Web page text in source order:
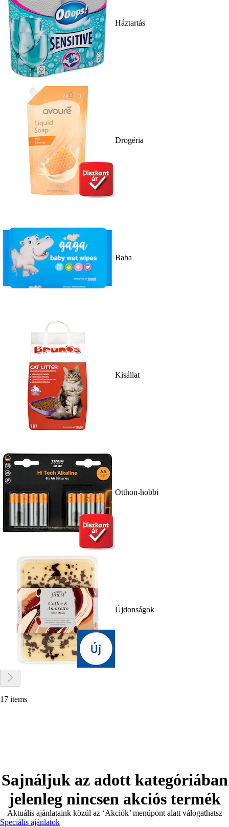
Háztartás
Drogéria
Baba
Kisállat
Otthon-hobbi
Újdonságok
17 items
Sajnáljuk az adott kategóriában
jelenleg nincsen akciós termék
Aktuális ajánlataink közül az ‘Akciók’ menüpont alatt válogathatsz
Speciális ajánlatok